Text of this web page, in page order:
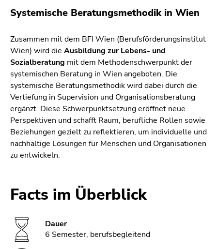
Sie diesen
Zum
Inhalt
(Zugriffstaste
1)
Zur
Positionsanzeige
(Zugriffstaste
Zur
Hauptnavigation
Unternavigation
4)
Zu
den
Systemische Beratungsmethodik in Wien
Zusammen mit dem BFI Wien (Berufsförderungsinstitut
Wien) wird die Ausbildung zur Lebens- und
Sozialberatung mit dem Methodenschwerpunkt der
systemischen Beratung in Wien angeboten. Die
systemische Beratungsmethodik wird dabei durch die
Vertiefung in Supervision und Organisationsberatung
ergänzt. Diese Schwerpunktsetzung eröffnet neue
Perspektiven und schafft Raum, berufliche Rollen sowie
Beziehungen gezielt zu reflektieren, um individuelle und
nachhaltige Lösungen für Menschen und Organisationen
zu entwickeln.
Facts im Überblick
Dauer
6 Semester, berufsbegleitend